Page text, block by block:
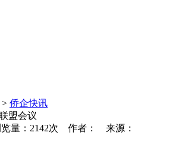
> 侨企快讯
盟会议
览量：2142次 作者： 来源：